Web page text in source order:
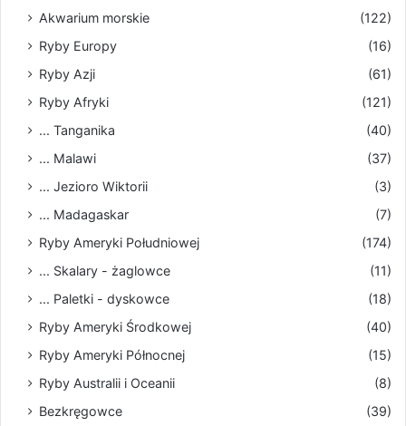
Akwarium morskie
(122)
Ryby Europy
(16)
Ryby Azji
(61)
Ryby Afryki
(121)
... Tanganika
(40)
... Malawi
(37)
... Jezioro Wiktorii
(3)
... Madagaskar
(7)
Ryby Ameryki Południowej
(174)
... Skalary - żaglowce
(11)
... Paletki - dyskowce
(18)
Ryby Ameryki Środkowej
(40)
Ryby Ameryki Północnej
(15)
Ryby Australii i Oceanii
(8)
Bezkręgowce
(39)